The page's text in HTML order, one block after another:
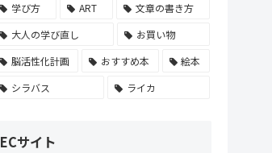
学び方
ART
文章の書き方
大人の学び直し
お買い物
脳活性化計画
おすすめ本
絵本
シラバス
ライカ
ECサイト